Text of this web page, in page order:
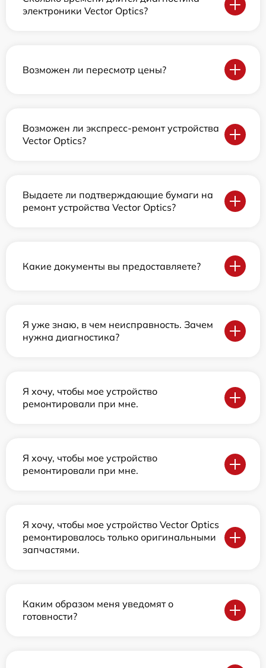
электроники Vector Optics?
Возможен ли пересмотр цены?
Возможен ли экспресс-ремонт устройства
Vector Optics?
Выдаете ли подтверждающие бумаги на
ремонт устройства Vector Optics?
Какие документы вы предоставляете?
Я уже знаю, в чем неисправность. Зачем
нужна диагностика?
Я хочу, чтобы мое устройство
ремонтировали при мне.
Я хочу, чтобы мое устройство
ремонтировали при мне.
Я хочу, чтобы мое устройство Vector Optics
ремонтировалось только оригинальными
запчастями.
Каким образом меня уведомят о
готовности?